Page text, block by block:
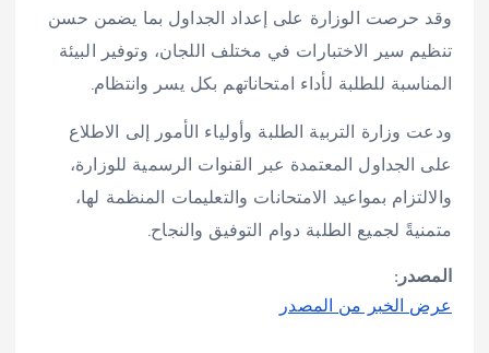
وقد حرصت الوزارة على إعداد الجداول بما يضمن حسن
تنظيم سير الاختبارات في مختلف اللجان، وتوفير البيئة
المناسبة للطلبة لأداء امتحاناتهم بكل يسر وانتظام.
ودعت وزارة التربية الطلبة وأولياء الأمور إلى الاطلاع
على الجداول المعتمدة عبر القنوات الرسمية للوزارة،
والالتزام بمواعيد الامتحانات والتعليمات المنظمة لها،
متمنيةً لجميع الطلبة دوام التوفيق والنجاح.
المصدر:
عرض الخبر من المصدر